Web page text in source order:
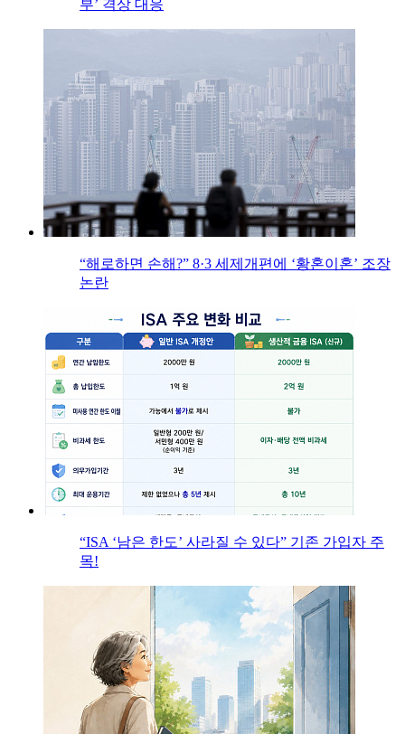
부’ 격상 대응
“해로하면 손해?” 8·3 세제개편에 ‘황혼이혼’ 조장
논란
“ISA ‘남은 한도’ 사라질 수 있다” 기존 가입자 주
목!